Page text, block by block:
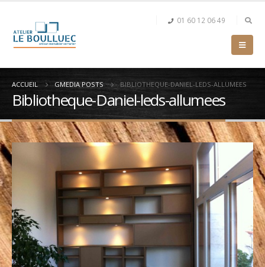
01 60 12 06 49
ACCUEIL GMEDIA POSTS BIBLIOTHEQUE-DANIEL-LEDS-ALLUMEES
Bibliotheque-Daniel-leds-allumees